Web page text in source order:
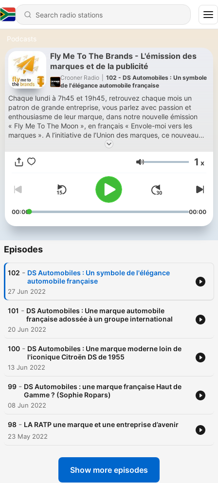
Podcasts
Fly Me To The Brands - L'émission des
marques et de la publicité
Crooner Radio
102 - DS Automobiles : Un symbole
de l'élégance automobile française
Chaque lundi à 7h45 et 19h45, retrouvez chaque mois un
patron de grande entreprise, vous parlez avec passion et
enthousiasme de leur marque, dans notre nouvelle émission
« Fly Me To The Moon », en français « Envole-moi vers les
marques ». A l’initiative de l’Union des marques, ce nouveau
rendez-vous destiné à communiquer, par ce média vrai et
exprimer à leurs clients citoyens. En lieu et place des chiffres,
annonceurs veulent une promotion plus émotionnelle, humaine
et durable pour leurs marques, en lieu et place du « Brand
Bashing » et des stratégies agressives du digital, Crooner
Radio affirme son souhait d’une communication douce, plus
de la radio et la télévision qui s’écarte du média radio pour les
de naître une nouvelle complicité entre les médias et les
grandes marques. Soyez parmi les premiers à la découvrir !
Chaque mois un haut responsable de marque vient au micro de
Jean-Baptiste TUZET, fondateur de la sation et membre du
labo publicitaire de l’UDM. Fly Me To The Brands, c’est chaque
lundi du mois, 7h45 et 19h45, et en intégralité en podcast sur
le crooonerradio.fr Hébergé par Ausha. Visitez
ausha.co/fr/politique-de-confidentialite pour plus
d'informations.
Volume 1 x
00:00 00:00
Episodes
102 - DS Automobiles : Un symbole de l'élégance
automobile française
27 Jun 2022
101 - DS Automobiles : Une marque automobile
française adossée à un groupe international
20 Jun 2022
100 - DS Automobiles : Une marque moderne loin de
l'iconique Citroën DS de 1955
13 Jun 2022
99 - DS Automobiles : une marque française Haut de
Gamme ? (Sophie Ropars)
08 Jun 2022
98 - LA RATP une marque et une entreprise d’avenir
23 May 2022
Show more episodes